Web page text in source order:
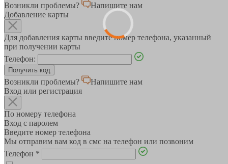
Возникли проблемы?
Напишите нам
Добавление карты
Для добавления карты введите номер телефона, указанный
при получении карты
Телефон:
Возникли проблемы?
Напишите нам
Вход или регистрация
По номеру телефона
Вход с паролем
Введите номер телефона
Мы отправим вам код в смс на телефон или позвоним
Телефон *